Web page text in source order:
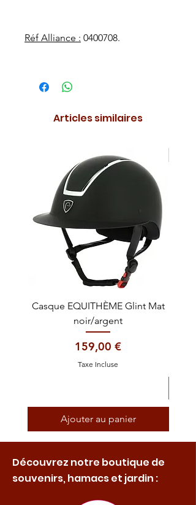
Réf Alliance : 0400708.
Articles similaires
Casque EQUITHÈME Glint Mat
noir/argent
Prix
159,00 €
Taxe Incluse
Ajouter au panier
Découvrez notre boutique de
souvenirs, hamacs et jardin :